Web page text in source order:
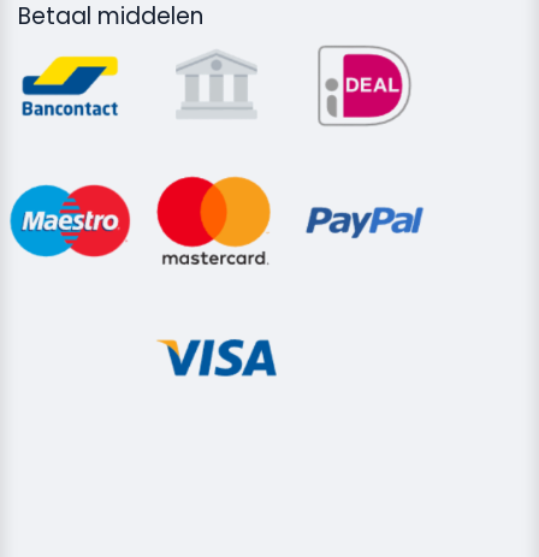
Betaal middelen